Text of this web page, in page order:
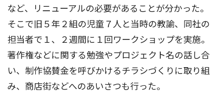
など、リニューアルの必要があることが分かった。
そこで旧５年２組の児童７人と当時の教諭、同社の
担当者で１、２週間に１回ワークショップを実施。
著作権などに関する勉強やプロジェクト名の話し合
い、制作協賛金を呼びかけるチラシづくりに取り組
み、商店街などへのあいさつも行った。